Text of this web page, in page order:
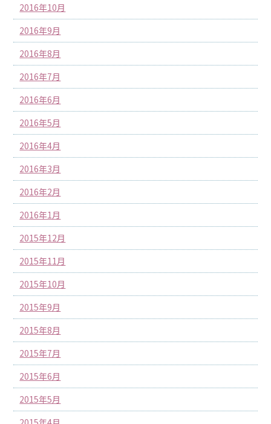
2016年10月
2016年9月
2016年8月
2016年7月
2016年6月
2016年5月
2016年4月
2016年3月
2016年2月
2016年1月
2015年12月
2015年11月
2015年10月
2015年9月
2015年8月
2015年7月
2015年6月
2015年5月